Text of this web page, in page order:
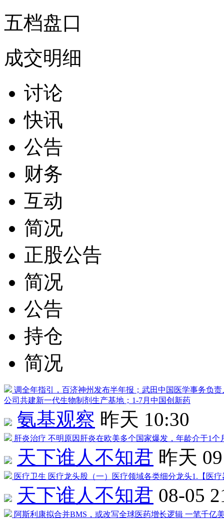
五档盘口
成交明细
讨论
快讯
公告
财务
互动
简况
正股公告
简况
公告
持仓
简况
调全年指引，百济神州发布半年报；武田中国医学事务负
公司共建新一代生物制剂生产基地；1-7月中国创新药
氨基观察 昨天 10:30
肝炎治疗 不明原因肝炎在欧美多个国家爆发，年龄介于1
天下谁人不知君 昨天
医疗卫生 医疗龙头股（一）医疗领域各类细分龙头1.【医
天下谁人不知君 08-05
阿斯利康拟合并BMS，或改写全球医药增长逻辑 一笔千亿